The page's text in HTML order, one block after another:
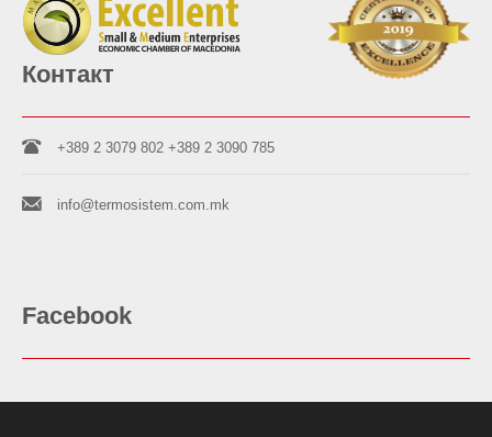
Контакт
+389 2 3079 802 +389 2 3090 785
info@termosistem.com.mk
Facebook